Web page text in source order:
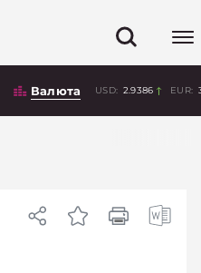
Валюта USD: 2.9386 EUR: